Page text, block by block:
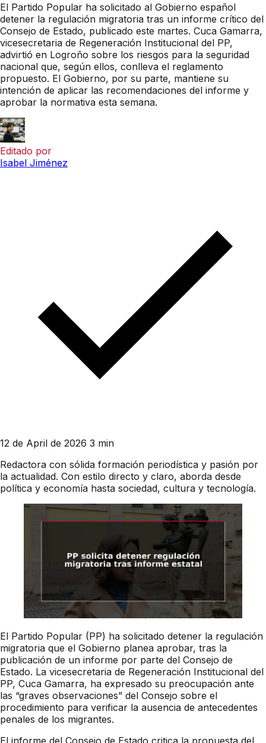
El Partido Popular ha solicitado al Gobierno español
detener la regulación migratoria tras un informe crítico del
Consejo de Estado, publicado este martes. Cuca Gamarra,
vicesecretaria de Regeneración Institucional del PP,
advirtió en Logroño sobre los riesgos para la seguridad
nacional que, según ellos, conlleva el reglamento
propuesto. El Gobierno, por su parte, mantiene su
intención de aplicar las recomendaciones del informe y
aprobar la normativa esta semana.
Editado por
Isabel Jiménez
12 de April de 2026 3 min
Redactora con sólida formación periodística y pasión por
la actualidad. Con estilo directo y claro, aborda desde
política y economía hasta sociedad, cultura y tecnología.
El Partido Popular (PP) ha solicitado detener la regulación
migratoria que el Gobierno planea aprobar, tras la
publicación de un informe por parte del Consejo de
Estado. La vicesecretaria de Regeneración Institucional del
PP, Cuca Gamarra, ha expresado su preocupación ante
las “graves observaciones” del Consejo sobre el
procedimiento para verificar la ausencia de antecedentes
penales de los migrantes.
El informe del Consejo de Estado critica la propuesta del